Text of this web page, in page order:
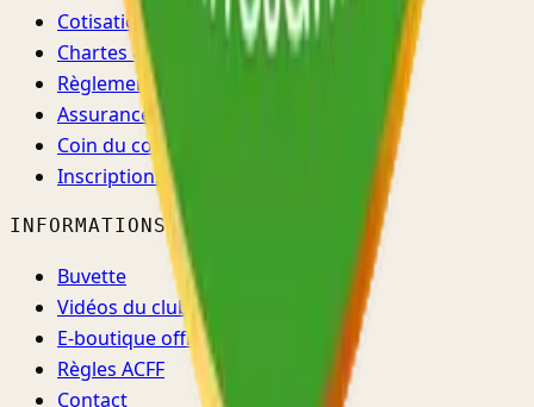
Cotisations
Chartes & règlements
Règlement d'ordre intérieur
Assurance & santé
Coin du coach
Inscriptions →
INFORMATIONS
Buvette
Vidéos du club
E-boutique officielle ↗
Règles ACFF
Contact